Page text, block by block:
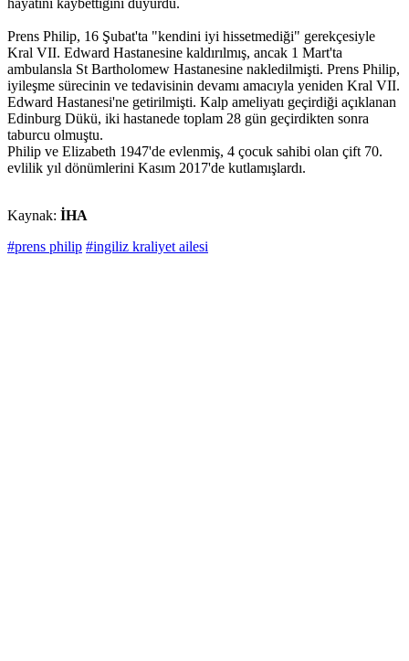
hayatını kaybettiğini duyurdu.
Prens Philip, 16 Şubat'ta "kendini iyi hissetmediği" gerekçesiyle
Kral VII. Edward Hastanesine kaldırılmış, ancak 1 Mart'ta
ambulansla St Bartholomew Hastanesine nakledilmişti. Prens Philip,
iyileşme sürecinin ve tedavisinin devamı amacıyla yeniden Kral VII.
Edward Hastanesi'ne getirilmişti. Kalp ameliyatı geçirdiği açıklanan
Edinburg Dükü, iki hastanede toplam 28 gün geçirdikten sonra
taburcu olmuştu.
Philip ve Elizabeth 1947'de evlenmiş, 4 çocuk sahibi olan çift 70.
evlilik yıl dönümlerini Kasım 2017'de kutlamışlardı.
Kaynak: İHA
#prens philip #ingiliz kraliyet ailesi